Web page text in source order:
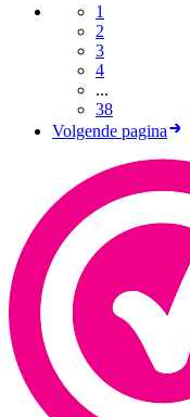
1
2
3
4
...
38
Volgende pagina